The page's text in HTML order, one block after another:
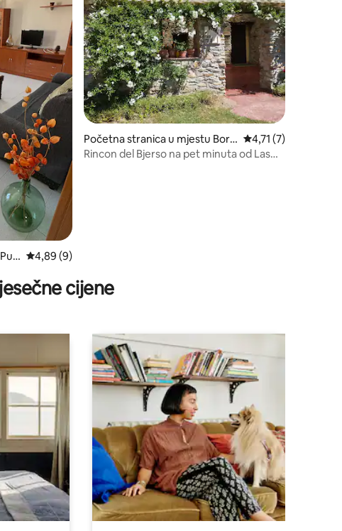
prosječna ocjena 4,89 od 5, recenzija: 9
4,89 (9)
Početna stranica u mjestu Borr
enes
prosječna ocjena
4,71 (7)
Rincon del Bjerso na pet minuta od Las
cijene